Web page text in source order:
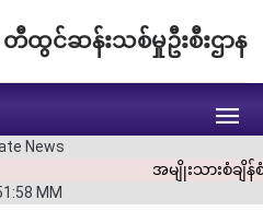
င်ဆန်းသစ်မှုဦးစီးဌာန
News
အမျိုးသားစံချိ
MM